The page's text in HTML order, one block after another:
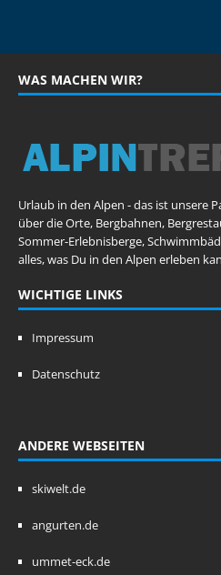
WAS MACHEN WIR?
Urlaub in den Alpen - das ist unsere
über die Orte, Bergbahnen,
Sommer-Erlebnisberge,
alles, was Du in den Alpen erleben
WICHTIGE LINKS
Impressum
Datenschutz
ANDERE WEBSEITEN
skiwelt.de
angurten.de
ummet-eck.de